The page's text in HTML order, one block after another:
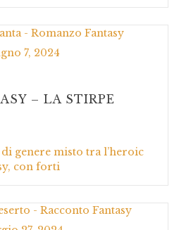
7, 2024
– LA STIRPE
genere misto tra l’heroic
con forti